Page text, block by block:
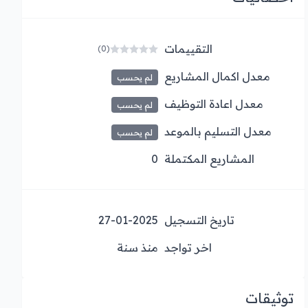
التقييمات (0)
معدل اكمال المشاريع لم يحسب
معدل اعادة التوظيف لم يحسب
معدل التسليم بالموعد لم يحسب
المشاريع المكتملة 0
تاريخ التسجيل 27-01-2025
اخر تواجد منذ سنة
توثيقات